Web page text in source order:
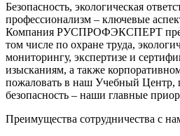
Безопасность, экологическая
профессионализм – ключевые
Компания РУСПРОФЭКСПЕРТ
том числе по охране труда,
мониторингу, экспертизе и
изысканиям, а также
пожаловать в наш Учебный Центр,
безопасность – наши главные
Преимущества сотрудничества с